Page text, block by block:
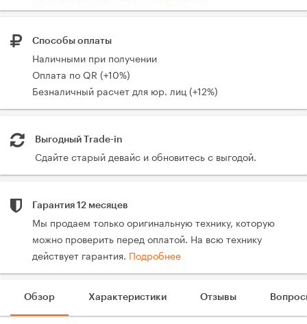
Способы оплаты
Наличными при получении
Оплата по QR (+10%)
Безналичный расчет для юр. лиц (+12%)
Выгодный Trade-in
Сдайте старый девайс и обновитесь с выгодой.
Гарантия 12 месяцев
Мы продаем только оригинальную технику, которую
можно проверить перед оплатой. На всю технику
действует гарантия. Подробнее
Обзор Характеристики Отзывы